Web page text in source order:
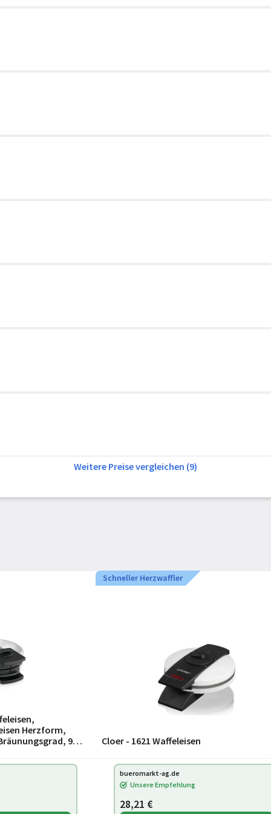
Weitere Preise vergleichen (9)
Herzform,
900
Schneller Herzwaffler
Cloer - 1621 Waffeleisen
bueromarkt-ag.de
Unsere Empfehlung
28,21 €